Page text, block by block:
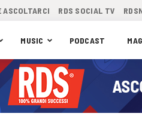
ASCOLTARCI RDS SOCIAL TV
MUSIC PODCAST